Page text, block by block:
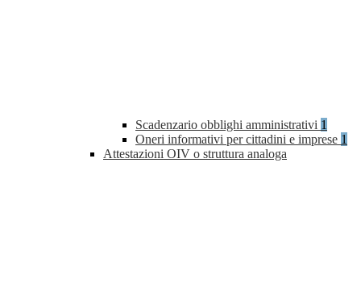
Scadenzario obblighi amministrativi 1
Oneri informativi per cittadini e imprese 1
Attestazioni OIV o struttura analoga